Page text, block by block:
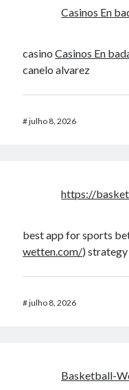
Casinos En
casinoCasinos En
canelo alvarez
#julho 8, 2026
https://
best app for sports
wetten.com/)
#julho 8, 2026
Basketball-